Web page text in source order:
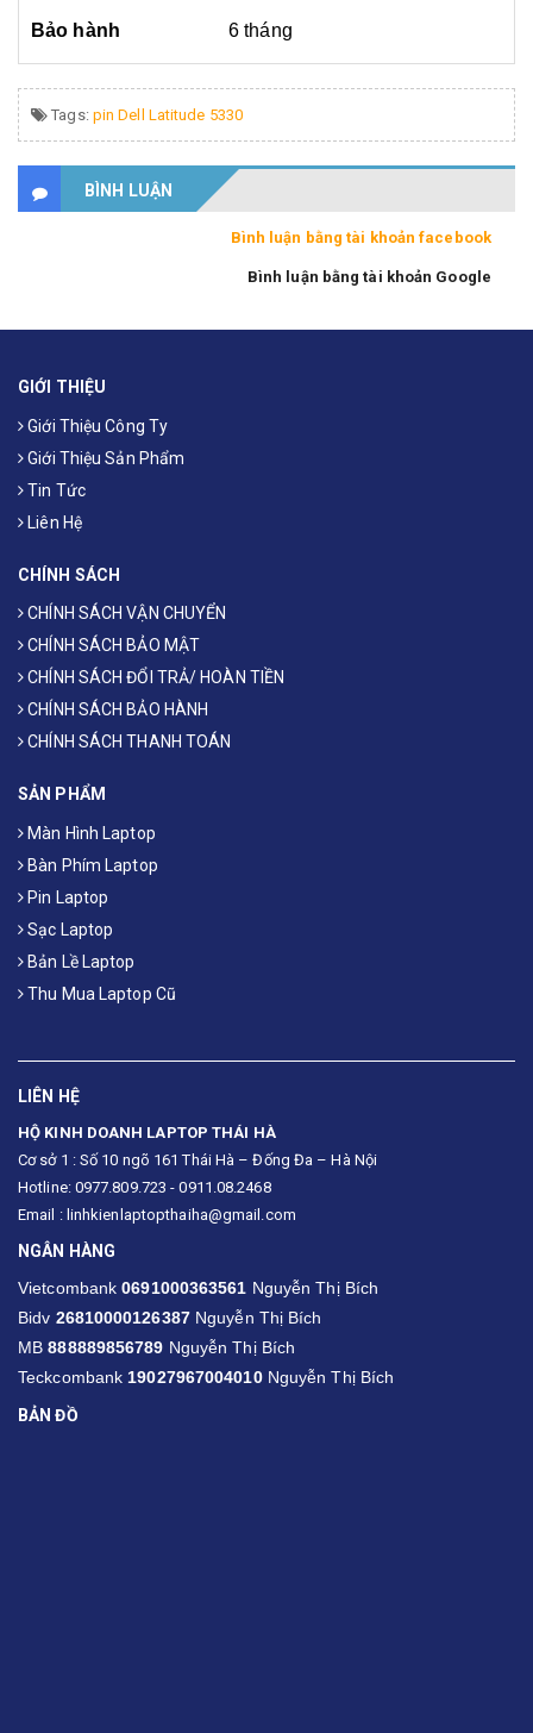
Bảo hành 6 tháng
Tags: pin Dell Latitude 5330
BÌNH LUẬN
Bình luận bằng tài khoản facebook
Bình luận bằng tài khoản Google
GIỚI THIỆU
Giới Thiệu Công Ty
Giới Thiệu Sản Phẩm
Tin Tức
Liên Hệ
CHÍNH SÁCH
CHÍNH SÁCH VẬN CHUYỂN
CHÍNH SÁCH BẢO MẬT
CHÍNH SÁCH ĐỔI TRẢ/ HOÀN TIỀN
CHÍNH SÁCH BẢO HÀNH
CHÍNH SÁCH THANH TOÁN
SẢN PHẨM
Màn Hình Laptop
Bàn Phím Laptop
Pin Laptop
Sạc Laptop
Bản Lề Laptop
Thu Mua Laptop Cũ
LIÊN HỆ
HỘ KINH DOANH LAPTOP THÁI HÀ
Cơ sở 1 : Số 10 ngõ 161 Thái Hà – Đống Đa – Hà Nội
Hotline: 0977.809.723 - 0911.08.2468
Email : linhkienlaptopthaiha@gmail.com
NGÂN HÀNG
Vietcombank0691000363561 Nguyễn Thị Bích
Bidv 26810000126387Nguyễn Thị Bích
MB888889856789 Nguyễn Thị Bích
Teckcombank19027967004010Nguyễn Thị Bích
BẢN ĐỒ